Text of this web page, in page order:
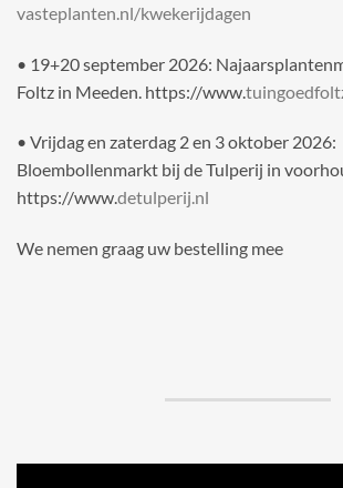
vasteplanten.nl/kwekerijdagen
• 19+20 september 2026:
Foltz in Meeden. https://www.
• Vrijdag en zaterdag 2 en 3 oktober 2026:
Bloembollenmarkt bij de Tulperij in
https://www.detulperij.nl
We nemen graag uw bestelling mee